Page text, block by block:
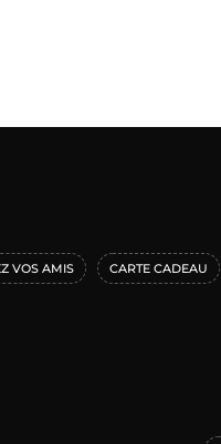
VOS AMIS CARTE CADEAU